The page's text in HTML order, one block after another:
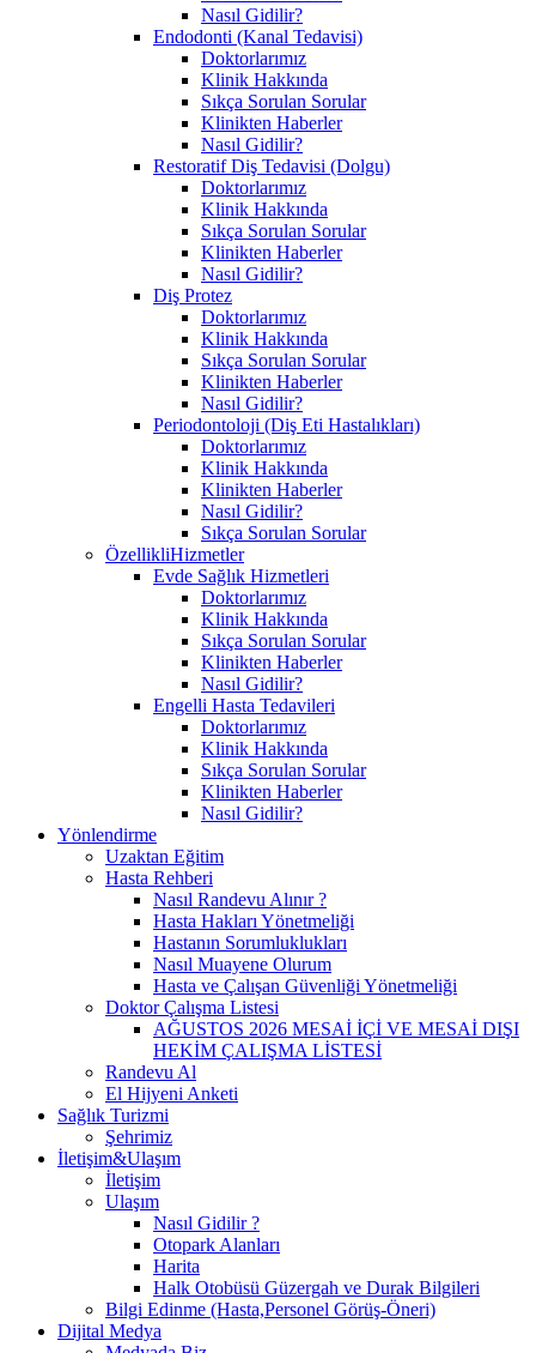
Nasıl Gidilir?
Endodonti (Kanal Tedavisi)
Doktorlarımız
Klinik Hakkında
Sıkça Sorulan Sorular
Klinikten Haberler
Nasıl Gidilir?
Restoratif Diş Tedavisi (Dolgu)
Doktorlarımız
Klinik Hakkında
Sıkça Sorulan Sorular
Klinikten Haberler
Nasıl Gidilir?
Diş Protez
Doktorlarımız
Klinik Hakkında
Sıkça Sorulan Sorular
Klinikten Haberler
Nasıl Gidilir?
Periodontoloji (Diş Eti Hastalıkları)
Doktorlarımız
Klinik Hakkında
Klinikten Haberler
Nasıl Gidilir?
Sıkça Sorulan Sorular
ÖzellikliHizmetler
Evde Sağlık Hizmetleri
Doktorlarımız
Klinik Hakkında
Sıkça Sorulan Sorular
Klinikten Haberler
Nasıl Gidilir?
Engelli Hasta Tedavileri
Doktorlarımız
Klinik Hakkında
Sıkça Sorulan Sorular
Klinikten Haberler
Nasıl Gidilir?
Yönlendirme
Uzaktan Eğitim
Hasta Rehberi
Nasıl Randevu Alınır ?
Hasta Hakları Yönetmeliği
Hastanın Sorumluklukları
Nasıl Muayene Olurum
Hasta ve Çalışan Güvenliği Yönetmeliği
Doktor Çalışma Listesi
AĞUSTOS 2026 MESAİ İÇİ VE MESAİ DIŞI
HEKİM ÇALIŞMA LİSTESİ
Randevu Al
El Hijyeni Anketi
Sağlık Turizmi
Şehrimiz
İletişim&Ulaşım
İletişim
Ulaşım
Nasıl Gidilir ?
Otopark Alanları
Harita
Halk Otobüsü Güzergah ve Durak Bilgileri
Bilgi Edinme (Hasta,Personel Görüş-Öneri)
Dijital Medya